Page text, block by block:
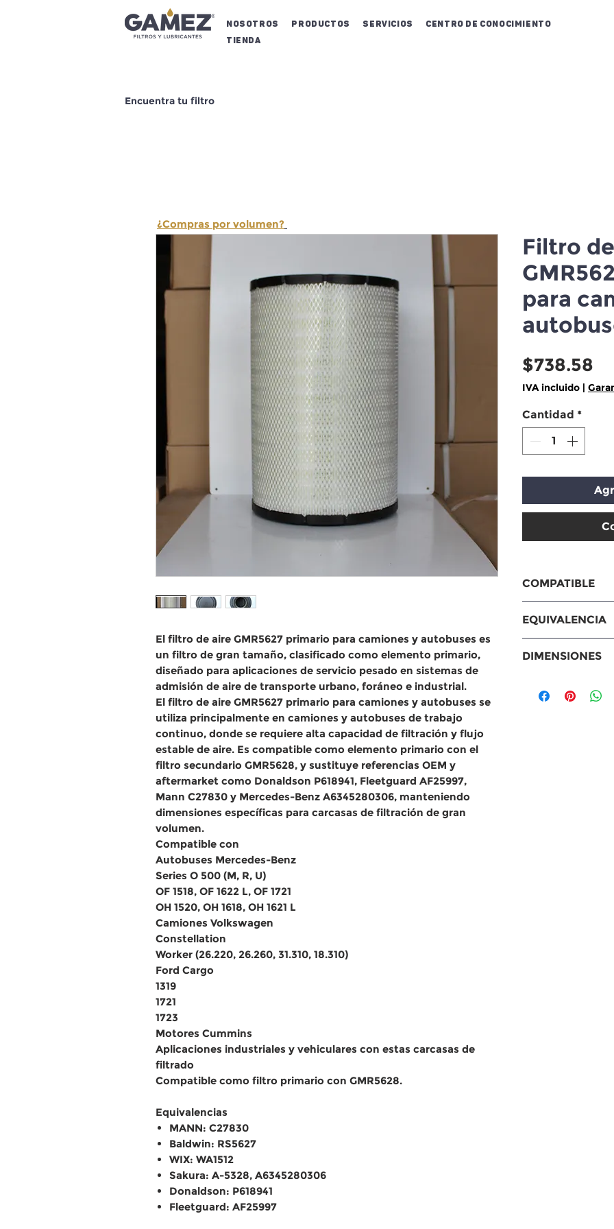
NOSOTROS Productos Servicios
Centro de conocimiento
Tienda
Encuentra tu filtro
El filtro de aire GMR5627 primario para camiones y autobuses es
un filtro de gran tamaño, clasificado como elemento primario,
diseñado para aplicaciones de servicio pesado en sistemas de
admisión de aire de transporte urbano, foráneo e industrial.
El filtro de aire GMR5627 primario para camiones y autobuses se
utiliza principalmente en camiones y autobuses de trabajo
continuo, donde se requiere alta capacidad de filtración y flujo
estable de aire. Es compatible como elemento primario con el
filtro secundario GMR5628, y sustituye referencias OEM y
aftermarket como Donaldson P618941, Fleetguard AF25997,
Mann C27830 y Mercedes-Benz A6345280306, manteniendo
dimensiones específicas para carcasas de filtración de gran
volumen.
Compatible con
Autobuses Mercedes-Benz
Series O 500 (M, R, U)
OF 1518, OF 1622 L, OF 1721
OH 1520, OH 1618, OH 1621 L
Camiones Volkswagen
Constellation
Worker (26.220, 26.260, 31.310, 18.310)
Ford Cargo
1319
1721
1723
Motores Cummins
Aplicaciones industriales y vehiculares con estas carcasas de
filtrado
Compatible como filtro primario con GMR5628.
Equivalencias
MANN: C27830
Baldwin: RS5627
WIX: WA1512
Sakura: A-5328, A6345280306
Donaldson: P618941
Fleetguard: AF25997
Filtro
para
$738.58
IVA incluido |
Cantidad *
COMPATIBLE
Autobuses
Series O 500
OF 1518, OF 1622
Camiones
EQUIVALENCIA
MANN: C27830
WIX: WA1512
DIMENSIONES
Diámetro
¿Compras por volumen?